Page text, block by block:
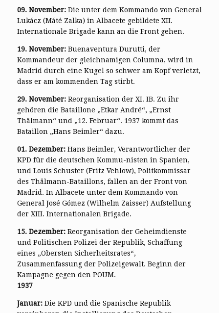
09. November: Die unter dem Kommando von General
Lukácz (Máté Zalka) in Albacete gebildete XII.
Internationale Brigade kann an die Front gehen.
19. November: Buenaventura Durutti, der
Kommandeur der gleichnamigen Columna, wird in
Madrid durch eine Kugel so schwer am Kopf verletzt,
dass er am kommenden Tag stirbt.
29. November: Reorganisation der XI. IB. Zu ihr
gehören die Bataillone „Etkar André“, „Ernst
Thälmann“ und „12. Februar“. 1937 kommt das
Bataillon „Hans Beimler“ dazu.
01. Dezember: Hans Beimler, Verantwortlicher der
KPD für die deutschen Kommu-nisten in Spanien,
und Louis Schuster (Fritz Vehlow), Politkommissar
des Thälmann-Bataillons, fallen an der Front von
Madrid. In Albacete unter dem Kommando von
General José Gómez (Wilhelm Zaisser) Aufstellung
der XIII. Internationalen Brigade.
15. Dezember: Reorganisation der Geheimdienste
und Politischen Polizei der Republik, Schaffung
eines „Obersten Sicherheitsrates“,
Zusammenfassung der Polizeigewalt. Beginn der
Kampagne gegen den POUM.
1937
Januar: Die KPD und die Spanische Republik